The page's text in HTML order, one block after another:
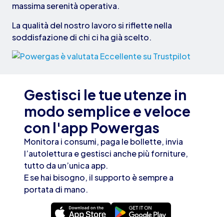
massima serenità operativa.
La qualità del nostro lavoro si riflette nella
soddisfazione di chi ci ha già scelto.
Gestisci le tue utenze in
modo semplice e veloce
con l'app Powergas
Monitora i consumi, paga le bollette, invia
l’autolettura e gestisci anche più forniture,
tutto da un’unica app.
E se hai bisogno, il supporto è sempre a
portata di mano.